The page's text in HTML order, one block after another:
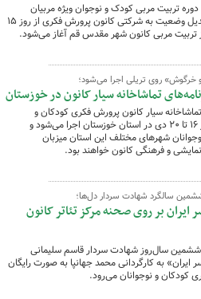
تربیت مربی کودک و نوجوان ویژه مربیان
پاره‌وقت تبدیل وضعیت به شرکتی کانون پرورش فکری از روز ۱۵
تربیت مربی کانون شهر مقدس قم آغاز می‌شود.
روی تریلی اجرا می‌شود؛
تماشاخانه سیار کانون در خوزستان
سیار کانون پرورش فکری کودکان و
نوجوانان از ۱۶ تا ۲۰ دی‌ در استان خوزستان اجرا می‌شود و
شهرهای مختلف این استان میزبان
و فرهنگی کانون خواهند بود.
سالگرد شهادت سردار دل‌ها؛
ایران بر روی صحنه مرکز تئاتر کانون
سال‌روز شهادت سردار قاسم سلیمانی
ایران» به کارگردانی محمد جهانپا به صورت رایگان
کودکان و نوجوانان می‌رود.